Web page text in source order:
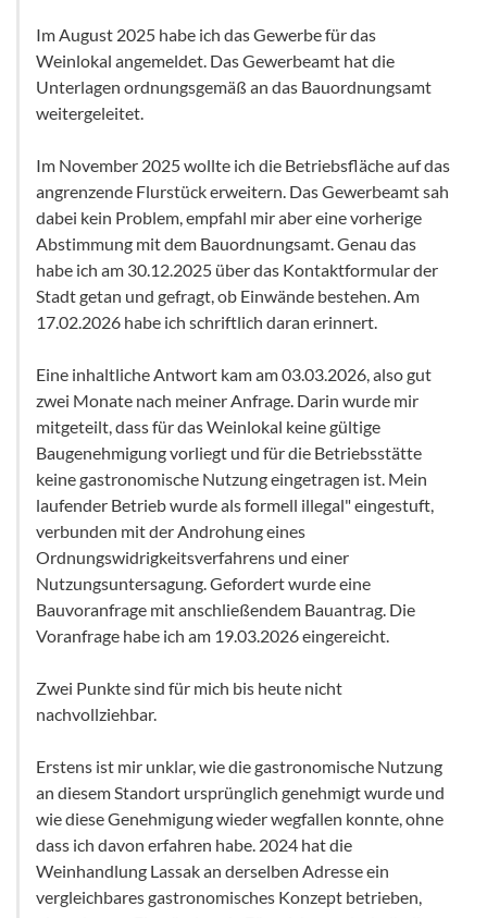
Im August 2025 habe ich das Gewerbe für das
Weinlokal angemeldet. Das Gewerbeamt hat die
Unterlagen ordnungsgemäß an das Bauordnungsamt
weitergeleitet.
Im November 2025 wollte ich die Betriebsfläche auf das
angrenzende Flurstück erweitern. Das Gewerbeamt sah
dabei kein Problem, empfahl mir aber eine vorherige
Abstimmung mit dem Bauordnungsamt. Genau das
habe ich am 30.12.2025 über das Kontaktformular der
Stadt getan und gefragt, ob Einwände bestehen. Am
17.02.2026 habe ich schriftlich daran erinnert.
Eine inhaltliche Antwort kam am 03.03.2026, also gut
zwei Monate nach meiner Anfrage. Darin wurde mir
mitgeteilt, dass für das Weinlokal keine gültige
Baugenehmigung vorliegt und für die Betriebsstätte
keine gastronomische Nutzung eingetragen ist. Mein
laufender Betrieb wurde als formell illegal" eingestuft,
verbunden mit der Androhung eines
Ordnungswidrigkeitsverfahrens und einer
Nutzungsuntersagung. Gefordert wurde eine
Bauvoranfrage mit anschließendem Bauantrag. Die
Voranfrage habe ich am 19.03.2026 eingereicht.
Zwei Punkte sind für mich bis heute nicht
nachvollziehbar.
Erstens ist mir unklar, wie die gastronomische Nutzung
an diesem Standort ursprünglich genehmigt wurde und
wie diese Genehmigung wieder wegfallen konnte, ohne
dass ich davon erfahren habe. 2024 hat die
Weinhandlung Lassak an derselben Adresse ein
vergleichbares gastronomisches Konzept betrieben,